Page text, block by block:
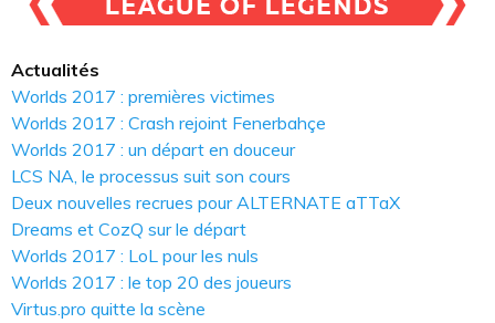
Actualités
Worlds 2017 : premières victimes
Worlds 2017 : Crash rejoint Fenerbahçe
Worlds 2017 : un départ en douceur
LCS NA, le processus suit son cours
Deux nouvelles recrues pour ALTERNATE aTTaX
Dreams et CozQ sur le départ
Worlds 2017 : LoL pour les nuls
Worlds 2017 : le top 20 des joueurs
Virtus.pro quitte la scène